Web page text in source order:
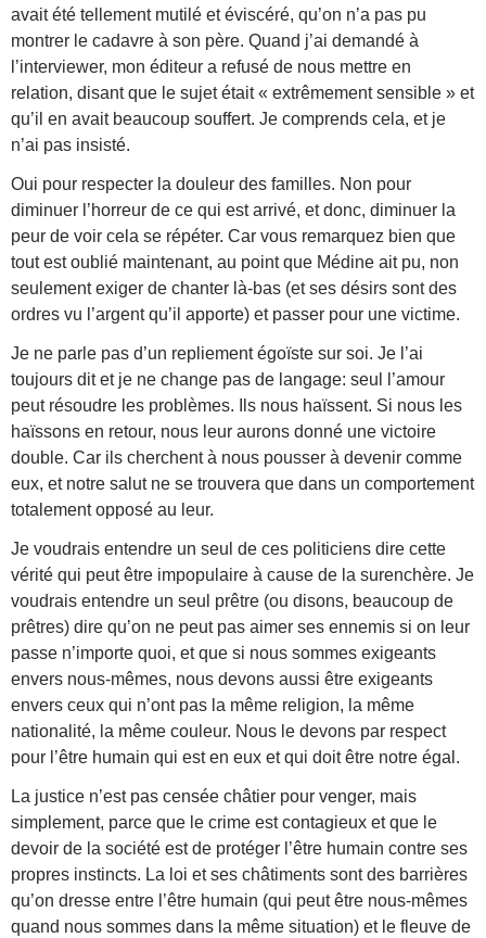
avait été tellement mutilé et éviscéré, qu’on n’a pas pu
montrer le cadavre à son père. Quand j’ai demandé à
l’interviewer, mon éditeur a refusé de nous mettre en
relation, disant que le sujet était « extrêmement sensible » et
qu’il en avait beaucoup souffert. Je comprends cela, et je
n’ai pas insisté.
Oui pour respecter la douleur des familles. Non pour
diminuer l’horreur de ce qui est arrivé, et donc, diminuer la
peur de voir cela se répéter. Car vous remarquez bien que
tout est oublié maintenant, au point que Médine ait pu, non
seulement exiger de chanter là-bas (et ses désirs sont des
ordres vu l’argent qu’il apporte) et passer pour une victime.
Je ne parle pas d’un repliement égoïste sur soi. Je l’ai
toujours dit et je ne change pas de langage: seul l’amour
peut résoudre les problèmes. Ils nous haïssent. Si nous les
haïssons en retour, nous leur aurons donné une victoire
double. Car ils cherchent à nous pousser à devenir comme
eux, et notre salut ne se trouvera que dans un comportement
totalement opposé au leur.
Je voudrais entendre un seul de ces politiciens dire cette
vérité qui peut être impopulaire à cause de la surenchère. Je
voudrais entendre un seul prêtre (ou disons, beaucoup de
prêtres) dire qu’on ne peut pas aimer ses ennemis si on leur
passe n’importe quoi, et que si nous sommes exigeants
envers nous-mêmes, nous devons aussi être exigeants
envers ceux qui n’ont pas la même religion, la même
nationalité, la même couleur. Nous le devons par respect
pour l’être humain qui est en eux et qui doit être notre égal.
La justice n’est pas censée châtier pour venger, mais
simplement, parce que le crime est contagieux et que le
devoir de la société est de protéger l’être humain contre ses
propres instincts. La loi et ses châtiments sont des barrières
qu’on dresse entre l’être humain (qui peut être nous-mêmes
quand nous sommes dans la même situation) et le fleuve de